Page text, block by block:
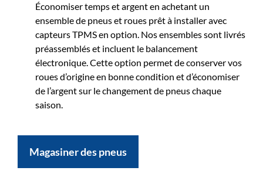
Économiser temps et argent en achetant un
ensemble de pneus et roues prêt à installer avec
capteurs TPMS en option. Nos ensembles sont livrés
préassemblés et incluent le balancement
électronique. Cette option permet de conserver vos
roues d’origine en bonne condition et d’économiser
de l’argent sur le changement de pneus chaque
saison.
Magasiner des pneus